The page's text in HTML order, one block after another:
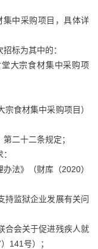
中采购项目，具体详
标为其中的：
堂大宗食材集中采购项
宗食材集中采购项目）
二十二条规定；
法》（财库（2020）
持监狱企业发展有关问
合会关于促进残疾人就
141号）；